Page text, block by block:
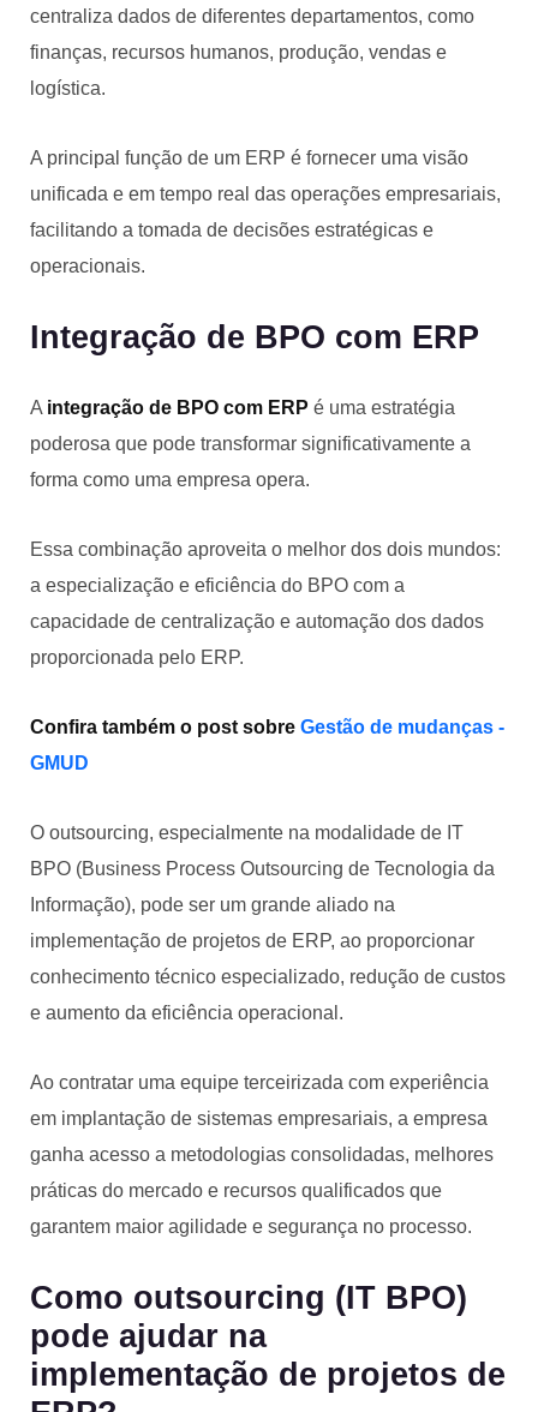
centraliza dados de diferentes departamentos, como
finanças, recursos humanos, produção, vendas e
logística.
A principal função de um ERP é fornecer uma visão
unificada e em tempo real das operações empresariais,
facilitando a tomada de decisões estratégicas e
operacionais.
Integração de BPO com ERP
A integração de BPO com ERP é uma estratégia
poderosa que pode transformar significativamente a
forma como uma empresa opera.
Essa combinação aproveita o melhor dos dois mundos:
a especialização e eficiência do BPO com a
capacidade de centralização e automação dos dados
proporcionada pelo ERP.
Confira também o post sobre Gestão de mudanças -
GMUD
O outsourcing, especialmente na modalidade de IT
BPO (Business Process Outsourcing de Tecnologia da
Informação), pode ser um grande aliado na
implementação de projetos de ERP, ao proporcionar
conhecimento técnico especializado, redução de custos
e aumento da eficiência operacional.
Ao contratar uma equipe terceirizada com experiência
em implantação de sistemas empresariais, a empresa
ganha acesso a metodologias consolidadas, melhores
práticas do mercado e recursos qualificados que
garantem maior agilidade e segurança no processo.
Como outsourcing (IT BPO)
pode ajudar na
implementação de projetos de